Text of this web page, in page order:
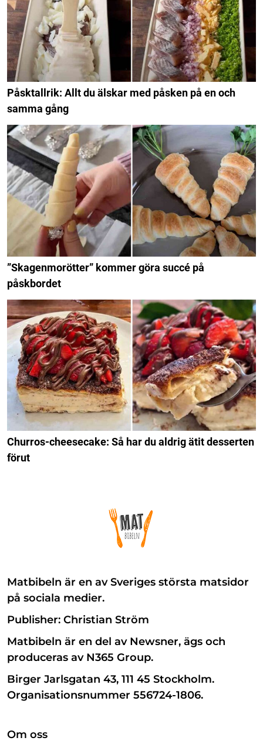
Påsktallrik: Allt du älskar med påsken på en och
samma gång
”Skagenmorötter” kommer göra succé på
påskbordet
Churros-cheesecake: Så har du aldrig ätit desserten
förut
Matbibeln är en av Sveriges största matsidor
på sociala medier.
Publisher: Christian Ström
Matbibeln är en del av Newsner, ägs och
produceras av N365 Group.
Birger Jarlsgatan 43, 111 45 Stockholm.
Organisationsnummer 556724-1806.
Om oss